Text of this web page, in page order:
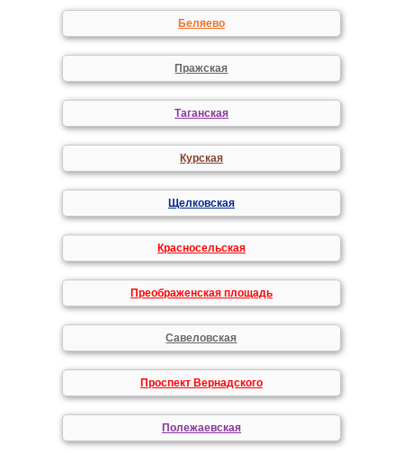
Беляево
Пражская
Таганская
Курская
Щелковская
Красносельская
Преображенская площадь
Савеловская
Проспект Вернадского
Полежаевская